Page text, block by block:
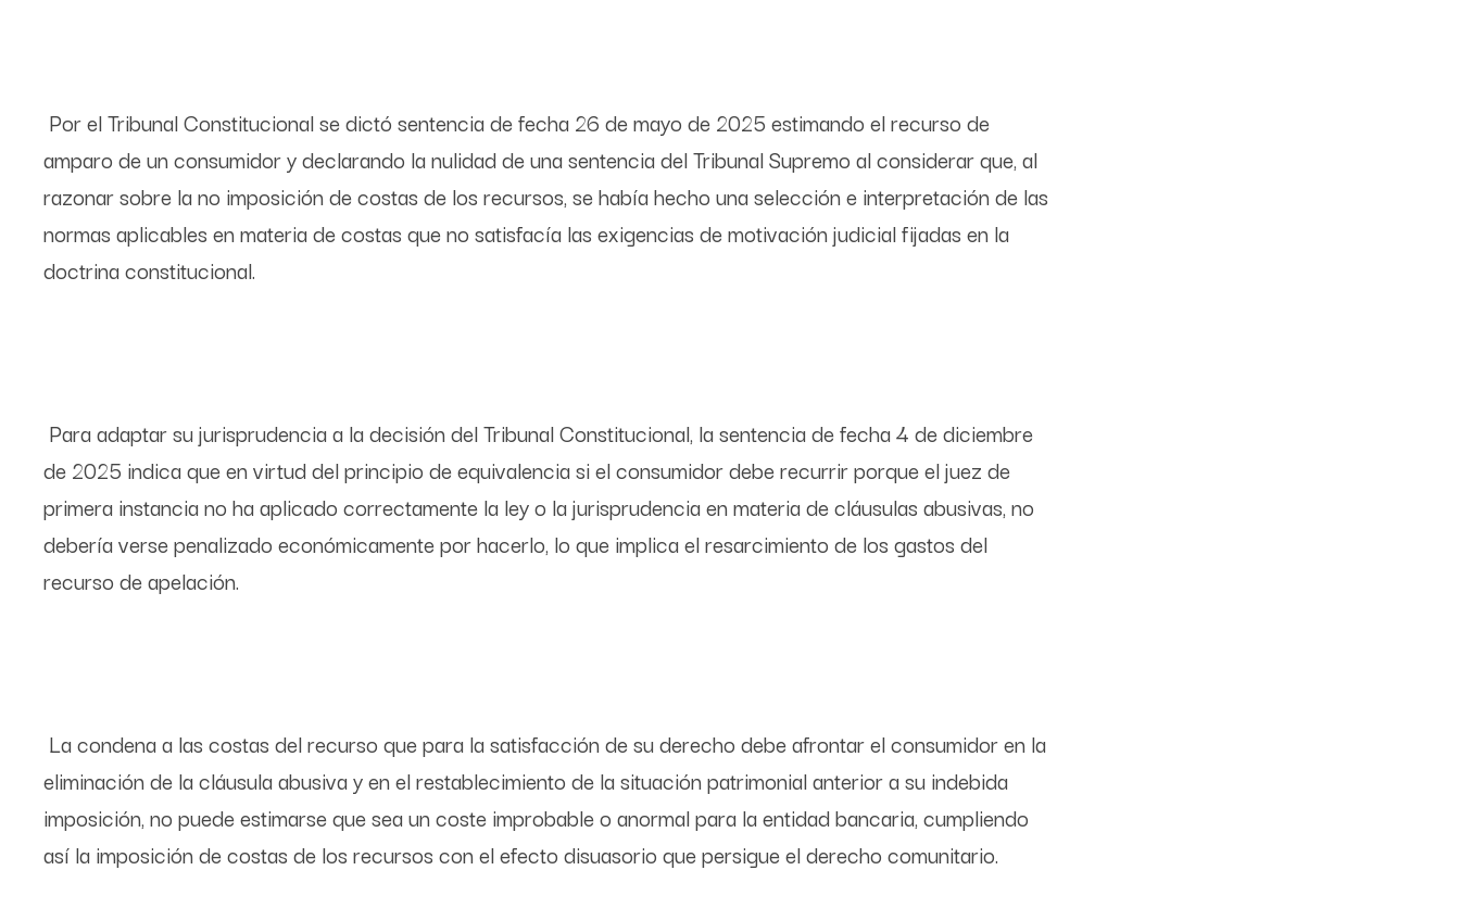
Por el Tribunal Constitucional se dictó sentencia de fecha 26 de mayo de 2025 estimando el recurso de
amparo de un consumidor y declarando la nulidad de una sentencia del Tribunal Supremo al considerar que, al
razonar sobre la no imposición de costas de los recursos, se había hecho una selección e interpretación de las
normas aplicables en materia de costas que no satisfacía las exigencias de motivación judicial fijadas en la
doctrina constitucional.
Para adaptar su jurisprudencia a la decisión del Tribunal Constitucional, la sentencia de fecha 4 de diciembre
de 2025 indica que en virtud del principio de equivalencia si el consumidor debe recurrir porque el juez de
primera instancia no ha aplicado correctamente la ley o la jurisprudencia en materia de cláusulas abusivas, no
debería verse penalizado económicamente por hacerlo, lo que implica el resarcimiento de los gastos del
recurso de apelación.
La condena a las costas del recurso que para la satisfacción de su derecho debe afrontar el consumidor en la
eliminación de la cláusula abusiva y en el restablecimiento de la situación patrimonial anterior a su indebida
imposición, no puede estimarse que sea un coste improbable o anormal para la entidad bancaria, cumpliendo
así la imposición de costas de los recursos con el efecto disuasorio que persigue el derecho comunitario.